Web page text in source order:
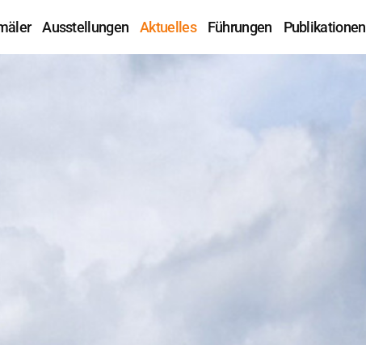
Ausstellungen Aktuelles Führungen Publikationen